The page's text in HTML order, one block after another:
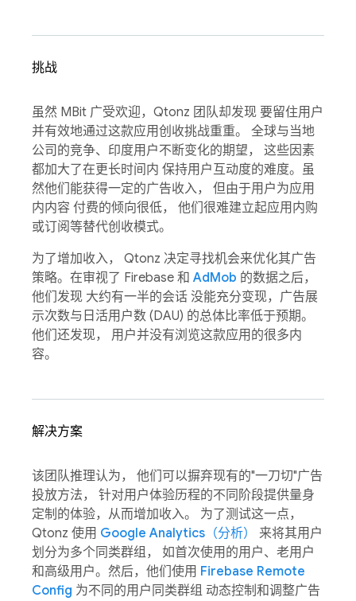
挑战
虽然 MBit 广受欢迎，Qtonz 团队却发现 要留住用户
并有效地通过这款应用创收挑战重重。 全球与当地
公司的竞争、印度用户不断变化的期望， 这些因素
都加大了在更长时间内 保持用户互动度的难度。虽
然他们能获得一定的广告收入， 但由于用户为应用
内内容 付费的倾向很低， 他们很难建立起应用内购
或订阅等替代创收模式。
为了增加收入， Qtonz 决定寻找机会来优化其广告
策略。在审视了 Firebase 和 AdMob 的数据之后，
他们发现 大约有一半的会话 没能充分变现，广告展
示次数与日活用户数 (DAU) 的总体比率低于预期。
他们还发现， 用户并没有浏览这款应用的很多内
容。
解决方案
该团队推理认为， 他们可以摒弃现有的"一刀切"广告
投放方法， 针对用户体验历程的不同阶段提供量身
定制的体验，从而增加收入。 为了测试这一点，
Qtonz 使用 Google Analytics（分析）
来将其用户
划分为多个同类群组， 如首次使用的用户、老用户
和高级用户。然后，他们使用 Firebase Remote
Config 为不同的用户同类群组 动态控制和调整广告